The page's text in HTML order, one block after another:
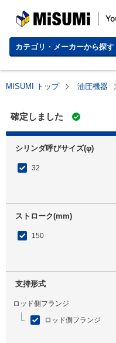
MISUMI | Your Time, Our Priority
カテゴリ・メーカーから探す
MISUMI トップ 油圧機器
確定しました
シリンダ呼びサイズ(φ)
32
ストローク(mm)
150
支持形式
ロッド側フランジ
ロッド側フランジ